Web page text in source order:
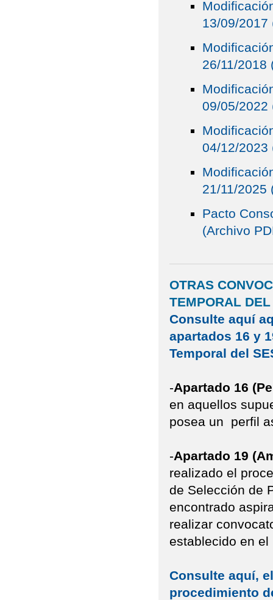
13/09/2017
26/11/2018
09/05/2022
04/12/2023
21/11/2025
Pacto
(Archivo
OTRAS
TEMPORAL
Consulte aquí
apartados 16 y
Temporal del
-Apartado 16
en aquellos
posea un perfil
-Apartado 19
realizado el
de Selección de
encontrado
realizar
establecido en el
Consulte aquí,
procedimiento